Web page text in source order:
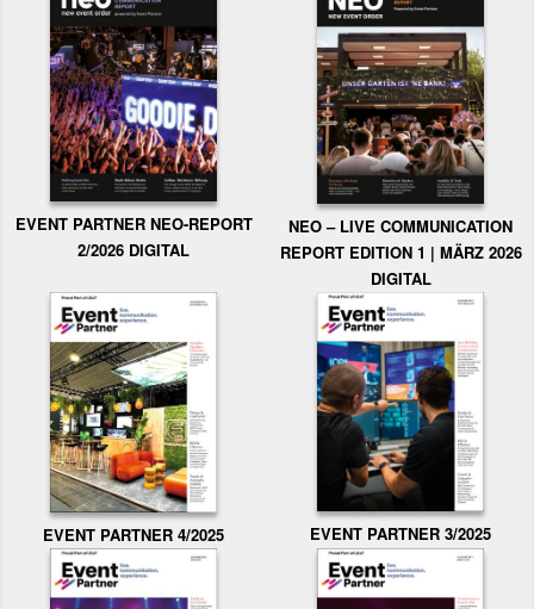
EVENT PARTNER NEO-REPORT
2/2026 DIGITAL
NEO – LIVE COMMUNICATION
REPORT EDITION 1 | MÄRZ 2026
DIGITAL
EVENT PARTNER 4/2025 EVENT PARTNER 3/2025